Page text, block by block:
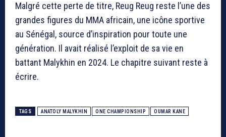
Malgré cette perte de titre, Reug Reug reste l’une des
grandes figures du MMA africain, une icône sportive
au Sénégal, source d’inspiration pour toute une
génération. Il avait réalisé l’exploit de sa vie en
battant Malykhin en 2024. Le chapitre suivant reste à
écrire.
TAGS ANATOLY MALYKHIN ONE CHAMPIONSHIP OUMAR KANE